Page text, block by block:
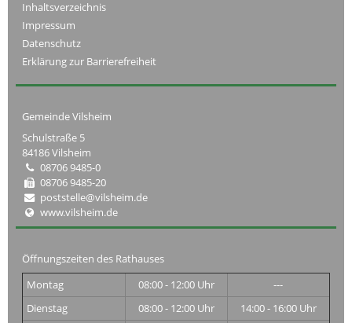
Inhaltsverzeichnis
Impressum
Datenschutz
Erklärung zur Barrierefreiheit
Gemeinde Vilsheim
Schulstraße 5
84186 Vilsheim
08706 9485-0
08706 9485-20
poststelle@vilsheim.de
www.vilsheim.de
Öffnungszeiten des Rathauses
Montag
08:00 - 12:00 Uhr
---
Dienstag
08:00 - 12:00 Uhr
14:00 - 16:00 Uhr